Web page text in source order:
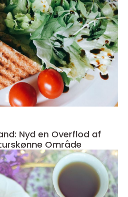
Nyd en Overflod af
Område